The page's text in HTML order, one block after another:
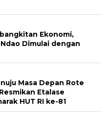
Ekonomi,
Dimulai dengan
Masa Depan Rote
Etalase
HUT RI ke-81